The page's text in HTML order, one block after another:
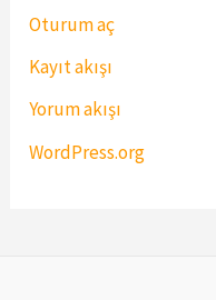
Oturum aç
Kayıt akışı
Yorum akışı
WordPress.org